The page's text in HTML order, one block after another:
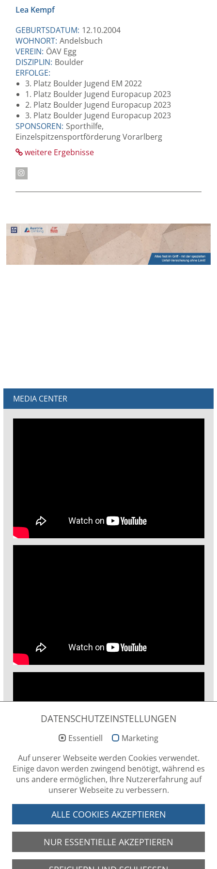
Lea Kempf
GEBURTSDATUM: 12.10.2004
WOHNORT: Andelsbuch
VEREIN: ÖAV Egg
DISZIPLIN: Boulder
ERFOLGE:
3. Platz Boulder Jugend EM 2022
1. Platz Boulder Jugend Europacup 2023
2. Platz Boulder Jugend Europacup 2023
3. Platz Boulder Jugend Europacup 2023
SPONSOREN: Sporthilfe,
Einzelspitzensportförderung Vorarlberg
weitere Ergebnisse
MEDIA CENTER
SOCIAL MEDIA
DATENSCHUTZEINSTELLUNGEN
Essentiell
Marketing
Auf unserer Webseite werden Cookies verwendet.
Einige davon werden zwingend benötigt, während es
uns andere ermöglichen, Ihre Nutzererfahrung auf
unserer Webseite zu verbessern.
ALLE COOKIES AKZEPTIEREN
NUR ESSENTIELLE AKZEPTIEREN